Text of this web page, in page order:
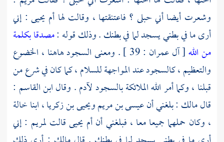
وشعرت أيضا أني حبلى ؟ فاعتنقتها ، وقالت لها أم يحيى : إني
أرى ما في بطني يسجد لما في بطنك . وذلك قوله :مصدقا بكلمة
من الله
[ آل عمران : 39 ] . ومعنى السجود هاهنا ، الخضوع
والتعظيم ، كالسجود عند المواجهة للسلام ، كما كان في شرع من
قبلنا ، وكما أمر الله الملائكة بالسجودلآدم. وقالابن القاسم :
قالمالك : بلغني أنعيسى بن مريمويحيى بن زكريا ،ابنا خالة
، وكان حملهما جميعا معا ، فبلغني أنأم يحيىقالتلمريم : إني